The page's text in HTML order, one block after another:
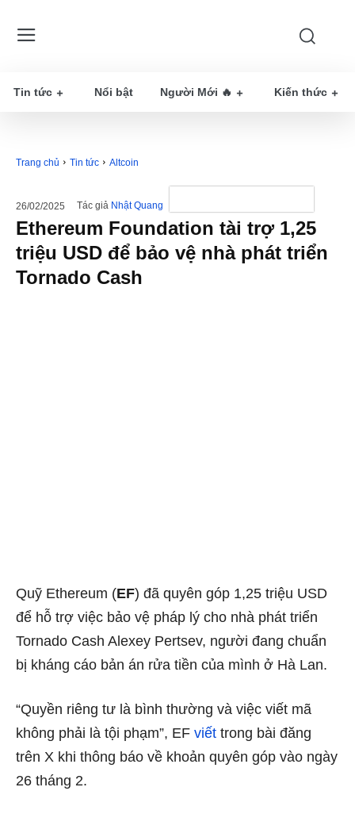
Tin tức Nổi bật Người Mới 🔥 Kiến thức
Trang chủ Tin tức Altcoin
26/02/2025 Tác giả Nhật Quang
Ethereum Foundation tài trợ 1,25
triệu USD để bảo vệ nhà phát triển
Tornado Cash
Quỹ Ethereum (EF) đã quyên góp 1,25 triệu USD
để hỗ trợ việc bảo vệ pháp lý cho nhà phát triển
Tornado Cash Alexey Pertsev, người đang chuẩn
bị kháng cáo bản án rửa tiền của mình ở Hà Lan.
“Quyền riêng tư là bình thường và việc viết mã
không phải là tội phạm”, EF viết trong bài đăng
trên X khi thông báo về khoản quyên góp vào ngày
26 tháng 2.